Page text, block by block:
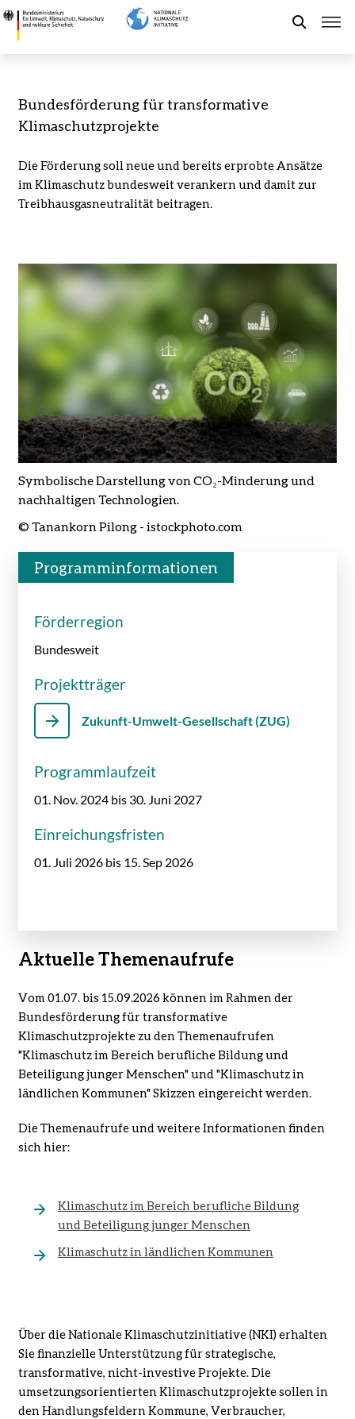
Direkt
zum
Transformative
Klimaschutzprojekte
Umwelt,
Klimaschutz,
und
nukleare
Sicherheit
Aktuelles
Bundesförderung für transformative
Klimaschutzprojekte
Die Förderung soll neue und bereits erprobte Ansätze
im Klimaschutz bundesweit verankern und damit zur
Treibhausgasneutralität beitragen.
Symbolische Darstellung von CO₂-Minderung und
nachhaltigen Technologien.
© Tanankorn Pilong - istockphoto.com
Programminformationen
Förderregion
Bundesweit
Projektträger
Zukunft-Umwelt-Gesellschaft (ZUG)
Programmlaufzeit
01. Nov. 2024 bis 30. Juni 2027
Einreichungsfristen
01. Juli 2026 bis 15. Sep 2026
Aktuelle Themenaufrufe
Vom 01.07. bis 15.09.2026 können im Rahmen der
Bundesförderung für transformative
Klimaschutzprojekte zu den Themenaufrufen
"Klimaschutz im Bereich berufliche Bildung und
Beteiligung junger Menschen" und "Klimaschutz in
ländlichen Kommunen" Skizzen eingereicht werden.
Die Themenaufrufe und weitere Informationen finden
sich hier:
Klimaschutz im Bereich berufliche Bildung
und Beteiligung junger Menschen
Klimaschutz in ländlichen Kommunen
Über die Nationale Klimaschutzinitiative (NKI) erhalten
Sie finanzielle Unterstützung für strategische,
transformative, nicht-investive Projekte. Die
umsetzungsorientierten Klimaschutzprojekte sollen in
den Handlungsfeldern Kommune, Verbraucher,